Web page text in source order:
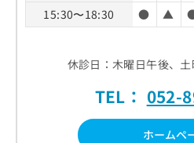
15:30〜18:30
● ▲
休診日：木曜日午後、
TEL： 052-
ホームペ